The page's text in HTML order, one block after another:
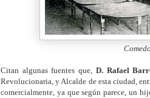
Citan algunas fuentes que, D. Rafael
Revolucionaria, y Alcalde de esta ciudad,
comercialmente, ya que según parece, un